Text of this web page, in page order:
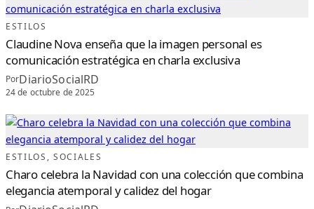
ESTILOS
Claudine Nova enseña que la imagen personal es
comunicación estratégica en charla exclusiva
PorDiarioSocialRD
24 de octubre de 2025
ESTILOS, SOCIALES
Charo celebra la Navidad con una colección que combina
elegancia atemporal y calidez del hogar